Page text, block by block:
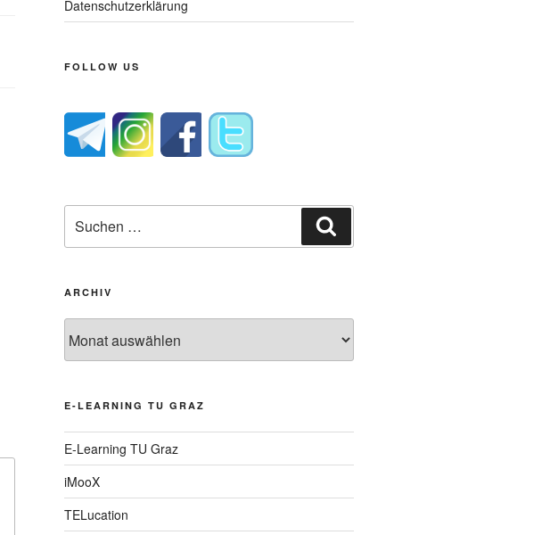
Datenschutzerklärung
FOLLOW US
nach:
ARCHIV
E-LEARNING TU GRAZ
E-Learning TU Graz
iMooX
TELucation